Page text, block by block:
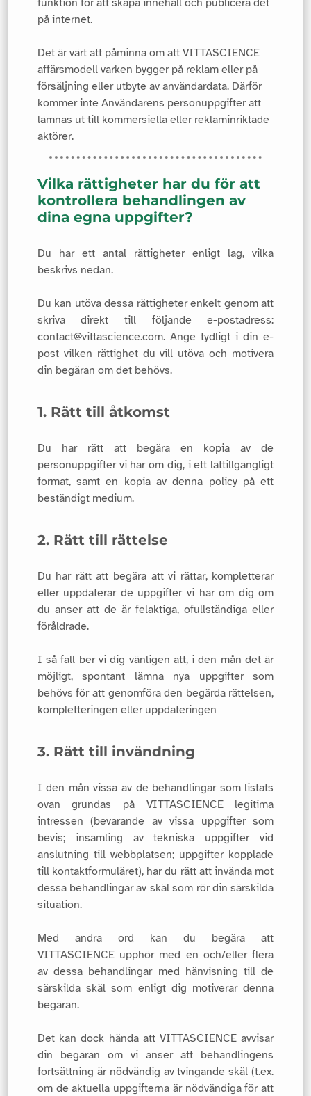
på internet.
Det är värt att påminna om att VITTASCIENCE
affärsmodell varken bygger på reklam eller på
försäljning eller utbyte av användardata. Därför
kommer inte Användarens personuppgifter att
lämnas ut till kommersiella eller reklaminriktade
aktörer.
Vilka rättigheter har du för att
kontrollera behandlingen av
dina egna uppgifter?
Du har ett antal rättigheter enligt lag, vilka
beskrivs nedan.
Du kan utöva dessa rättigheter enkelt genom att
skriva direkt till följande e-postadress:
contact@vittascience.com. Ange tydligt i din e-
post vilken rättighet du vill utöva och motivera
din begäran om det behövs.
1. Rätt till åtkomst
Du har rätt att begära en kopia av de
personuppgifter vi har om dig, i ett lättillgängligt
format, samt en kopia av denna policy på ett
beständigt medium.
2. Rätt till rättelse
Du har rätt att begära att vi rättar, kompletterar
eller uppdaterar de uppgifter vi har om dig om
du anser att de är felaktiga, ofullständiga eller
föråldrade.
I så fall ber vi dig vänligen att, i den mån det är
möjligt, spontant lämna nya uppgifter som
behövs för att genomföra den begärda rättelsen,
kompletteringen eller uppdateringen
3. Rätt till invändning
I den mån vissa av de behandlingar som listats
ovan grundas på VITTASCIENCE legitima
intressen (bevarande av vissa uppgifter som
bevis; insamling av tekniska uppgifter vid
anslutning till webbplatsen; uppgifter kopplade
till kontaktformuläret), har du rätt att invända mot
dessa behandlingar av skäl som rör din särskilda
situation.
Med andra ord kan du begära att
VITTASCIENCE upphör med en och/eller flera
av dessa behandlingar med hänvisning till de
särskilda skäl som enligt dig motiverar denna
begäran.
Det kan dock hända att VITTASCIENCE avvisar
din begäran om vi anser att behandlingens
fortsättning är nödvändig av tvingande skäl (t.ex.
om de aktuella uppgifterna är nödvändiga för att